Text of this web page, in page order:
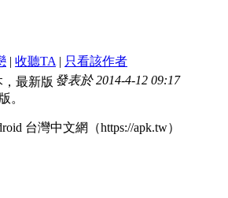
| 收聽TA | 只看該作者
發表於 2014-4-12 09:17
，最新版
。
台灣中文網（https://apk.tw）